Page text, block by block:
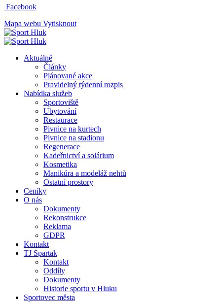
Facebook
Mapa webu Vytisknout
Aktuálně
Články
Plánované akce
Pravidelný týdenní rozpis
Nabídka služeb
Sportoviště
Ubytování
Restaurace
Pivnice na kurtech
Pivnice na stadionu
Regenerace
Kadeřnictví a solárium
Kosmetika
Manikúra a modeláž nehtů
Ostatní prostory
Ceníky
O nás
Dokumenty
Rekonstrukce
Reklama
GDPR
Kontakt
TJ Spartak
Kontakt
Oddíly
Dokumenty
Historie sportu v Hluku
Sportovec města